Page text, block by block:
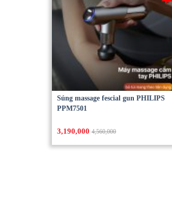
Súng massage fescial gun PHILIPS
PPM7501
3,190,0004,560,000